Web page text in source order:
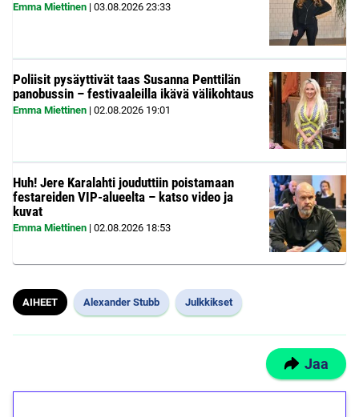
Emma Miettinen | 03.08.2026 23:33
Poliisit pysäyttivät taas Susanna Penttilän
panobussin – festivaaleilla ikävä välikohtaus
Emma Miettinen | 02.08.2026 19:01
Huh! Jere Karalahti jouduttiin poistamaan
festareiden VIP-alueelta – katso video ja
kuvat
Emma Miettinen | 02.08.2026 18:53
AIHEET Alexander Stubb Julkkikset
Jaa